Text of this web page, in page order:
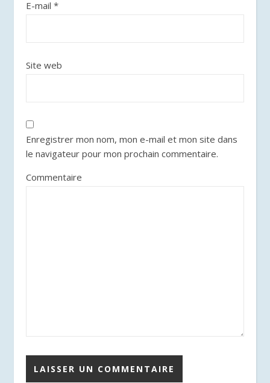
E-mail *
Site web
Enregistrer mon nom, mon e-mail et mon site dans
le navigateur pour mon prochain commentaire.
Commentaire